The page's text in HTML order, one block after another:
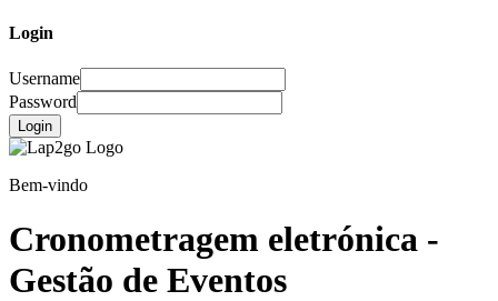
Login
Username
Password
Login
Bem-vindo
Cronometragem eletrónica -
Gestão de Eventos